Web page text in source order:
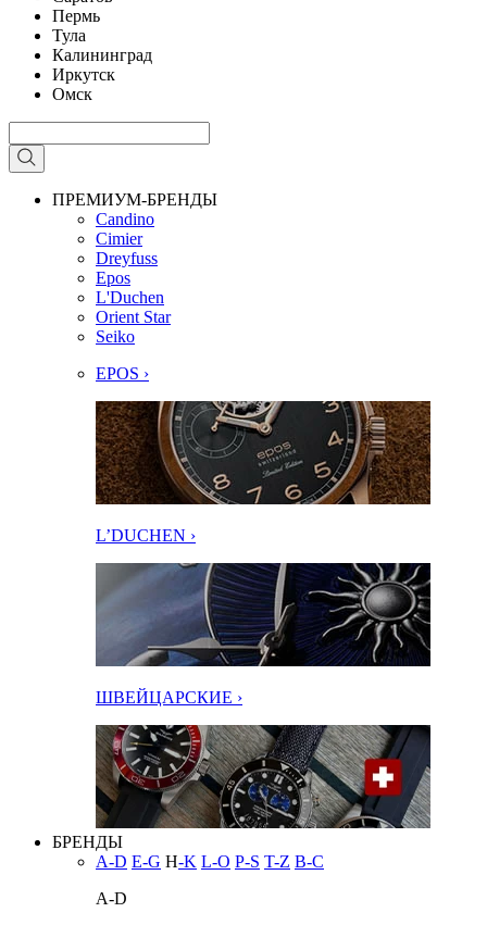
Пермь
Тула
Калининград
Иркутск
Омск
ПРЕМИУМ-БРЕНДЫ
Candino
Cimier
Dreyfuss
Epos
L'Duchen
Orient Star
Seiko
EPOS ›
L’DUCHEN ›
ШВЕЙЦАРСКИЕ ›
БРЕНДЫ
A-D E-G H-K L-O P-S T-Z В-С
A-D